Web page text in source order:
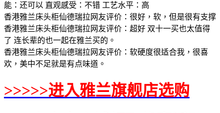
能：还可以 直观感受：不错 工艺水平：高
香港雅兰床头柜仙德瑞拉网友评价：很好，软，但是很有支撑
香港雅兰床头柜仙德瑞拉网友评价：超好 双十一买也太值得
了 连长辈的也一起在雅兰买的。
香港雅兰床头柜仙德瑞拉网友评价：软硬度很适合我，很喜
欢，美中不足就是有点味道。
>>>>>进入雅兰旗舰店选购